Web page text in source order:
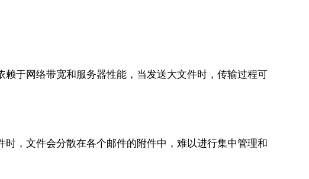
于网络带宽和服务器性能，当发送大文件时，传输过程可
，文件会分散在各个邮件的附件中，难以进行集中管理和